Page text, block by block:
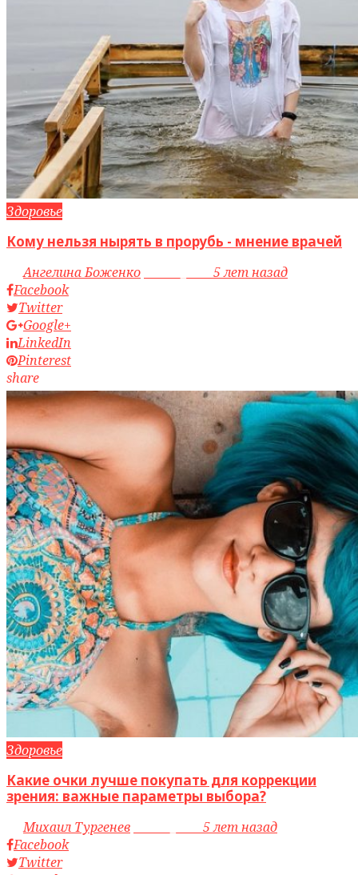
Здоровье
Кому нельзя нырять в прорубь - мнение врачей
byАнгелина Боженко
5 лет назад
Facebook
Twitter
Google+
LinkedIn
Pinterest
share
Здоровье
Какие очки лучше покупать для коррекции
зрения: важные параметры выбора?
byМихаил Тургенев
5 лет назад
Facebook
Twitter